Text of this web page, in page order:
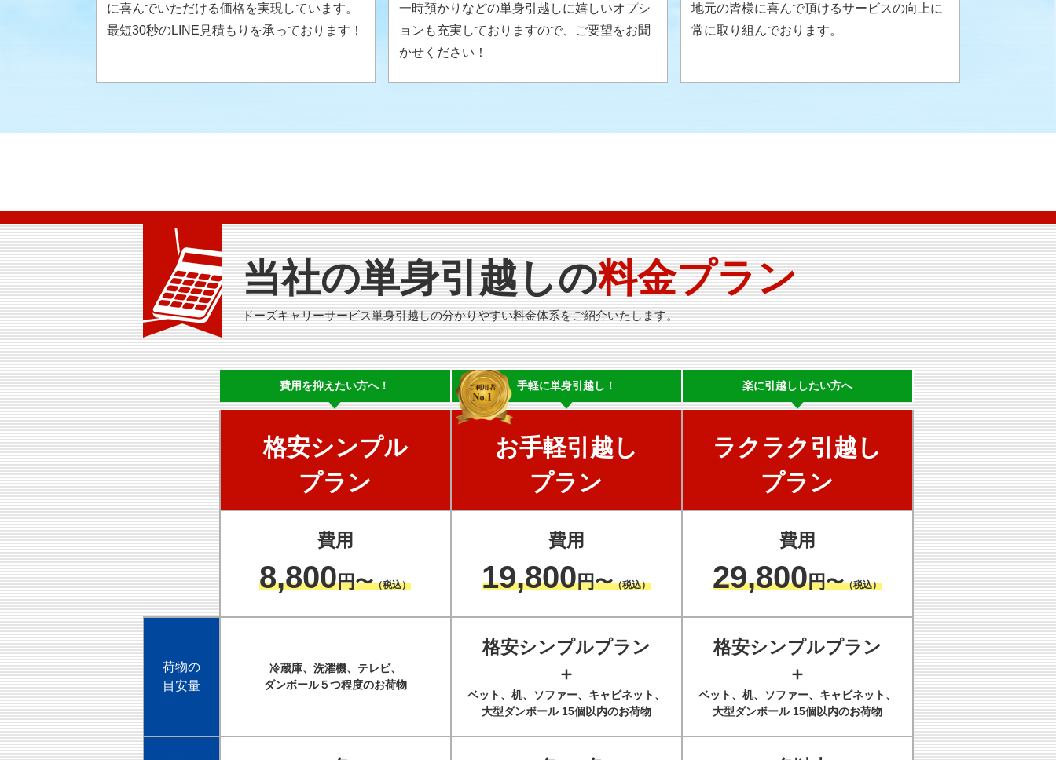
に喜んでいただける価格を実現しています。
最短30秒のLINE見積もりを承っております！
一時預かりなどの単身引越しに嬉しいオプシ
ョンも充実しておりますので、ご要望をお聞
かせください！
地元の皆様に喜んで頂けるサービスの向上に
常に取り組んでおります。
当社の単身引越しの料金プラン
ドーズキャリーサービス単身引越しの分かりやすい料金体系をご紹介いたします。
費用を抑えたい方へ！ 手軽に単身引越し！ 楽に引越ししたい方へ
格安シンプル
プラン
お手軽引越し
プラン
ラクラク 引越し
プラン
費用
8,800円〜（税込）
費用
19,800円〜（税込）
費用
29,800円〜（税込）
荷物の
目安量
冷蔵庫、洗濯機、テレビ、
ダンボール５つ程度のお荷物
格安シンプルプラン
＋
ベット、机、ソファー、キャビネット、
大型ダンボール 15個以内のお荷物
格安シンプルプラン
＋
ベット、机、ソファー、キャビネット、
大型ダンボール 15個以内のお荷物